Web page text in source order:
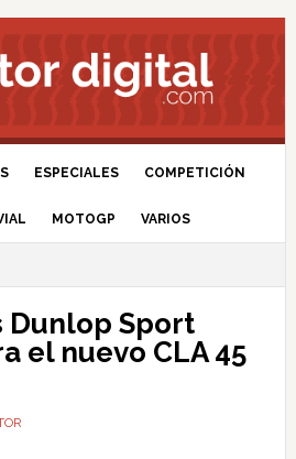
ESPECIALES COMPETICIÓN
MOTOGP VARIOS
Dunlop Sport
el nuevo CLA 45